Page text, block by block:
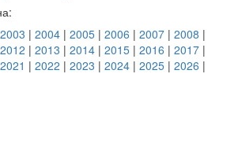
2003 | 2004 | 2005 | 2006 | 2007 | 2008 |
2012 | 2013 | 2014 | 2015 | 2016 | 2017 |
2021 | 2022 | 2023 | 2024 | 2025 | 2026 |